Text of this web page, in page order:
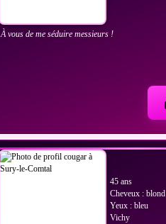
À vous de me séduire messieurs !
45 ans
Cheveux : blond
Yeux : bleu
Vichy